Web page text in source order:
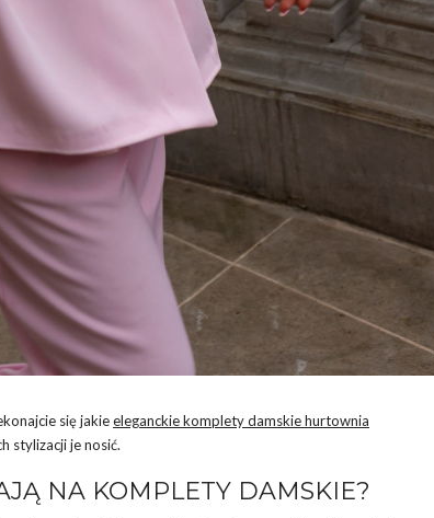
się jakieeleganckie komplety damskie hurtownia
stylizacji je nosić.
NA KOMPLETY DAMSKIE?